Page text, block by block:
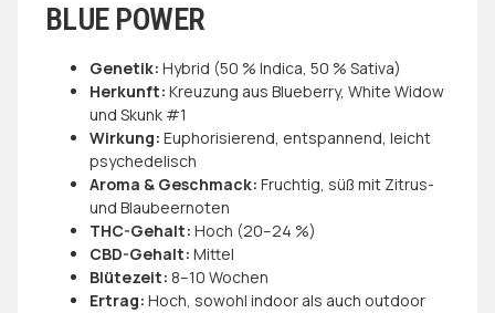
BLUE POWER
Genetik: Hybrid (50 % Indica, 50 % Sativa)
Herkunft: Kreuzung aus Blueberry, White Widow
und Skunk #1
Wirkung: Euphorisierend, entspannend, leicht
psychedelisch
Aroma & Geschmack: Fruchtig, süß mit Zitrus-
und Blaubeernoten
THC-Gehalt: Hoch (20–24 %)
CBD-Gehalt: Mittel
Blütezeit: 8–10 Wochen
Ertrag: Hoch, sowohl indoor als auch outdoor